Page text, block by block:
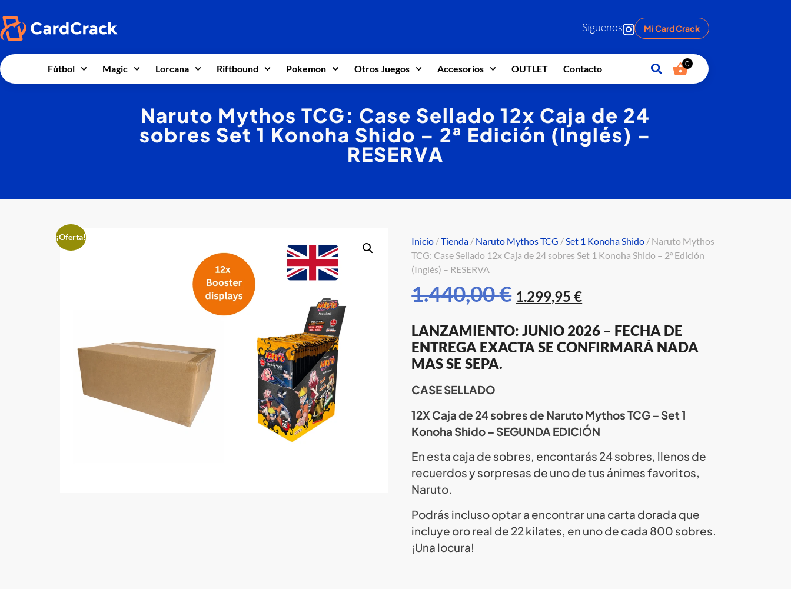
Síguenos Mi Card Crack
Fútbol Magic Lorcana Riftbound Pokemon Otros Juegos Accesorios OUTLET Contacto 0
Naruto Mythos TCG: Case Sellado 12x Caja de 24
sobres Set 1 Konoha Shido – 2ª Edición (Inglés) –
RESERVA
¡Oferta! Inicio /Tienda / Naruto Mythos TCG /Set 1 Konoha Shido / Naruto Mythos
TCG: Case Sellado 12x Caja de 24 sobres Set 1 Konoha Shido – 2ª Edición
(Inglés) – RESERVA
1.440,00€ 1.299,95€
LANZAMIENTO: JUNIO 2026 – FECHA DE
ENTREGA EXACTA SE CONFIRMARÁ NADA
MAS SE SEPA.
CASE SELLADO
12X Caja de 24 sobres de Naruto Mythos TCG – Set 1
Konoha Shido – SEGUNDA EDICIÓN
En esta caja de sobres, encontarás 24 sobres, llenos de
recuerdos y sorpresas de uno de tus ánimes favoritos,
Naruto.
Podrás incluso optar a encontrar una carta dorada que
incluye oro real de 22 kilates, en uno de cada 800 sobres.
¡Una locura!